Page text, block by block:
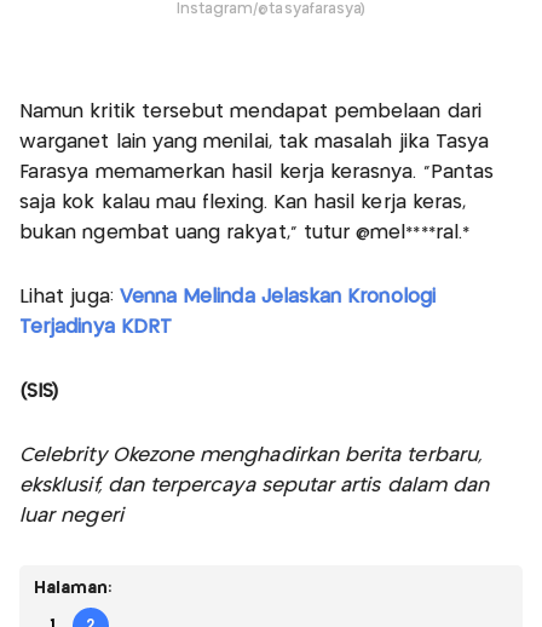
Instagram/@tasyafarasya)
Namun kritik tersebut mendapat pembelaan dari
warganet lain yang menilai, tak masalah jika Tasya
Farasya memamerkan hasil kerja kerasnya. “Pantas
saja kok kalau mau flexing. Kan hasil kerja keras,
bukan ngembat uang rakyat,” tutur @mel****ral.*
Lihat juga: Venna Melinda Jelaskan Kronologi
Terjadinya KDRT
(SIS)
Celebrity Okezone menghadirkan berita terbaru,
eksklusif, dan terpercaya seputar artis dalam dan
luar negeri
Halaman: